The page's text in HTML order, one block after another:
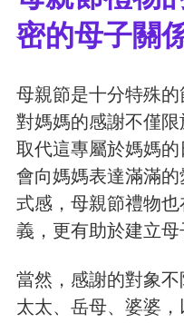
密的母子關
母親節是十分特殊
對媽媽的感謝不僅
取代這專屬於媽媽
會向媽媽表達滿滿
式感，母親節禮物
義，更有助於建立母
當然，感謝的對象
太太、岳母、婆婆